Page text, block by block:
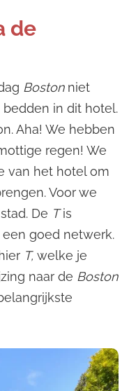
de
Bostonniet
in dit hotel.
Aha! We hebben
regen! We
van het hotel om
Voor we
De Tis
goed netwerk.
T, welke je
naar de Boston